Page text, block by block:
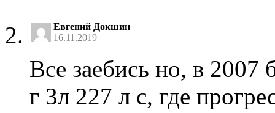
Евгений Докшин
16.11.2019
Все заебись но, в
г 3л 227 л с, где